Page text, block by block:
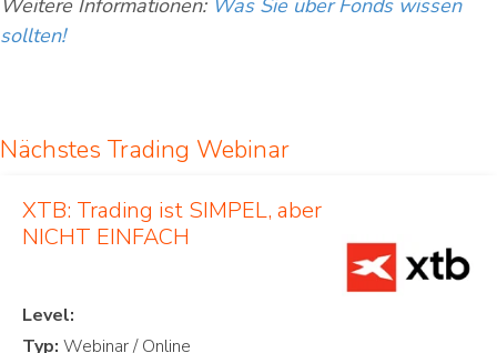
Weitere Informationen: Was Sie über Fonds wissen
sollten!
Nächstes Trading Webinar
XTB: Trading ist SIMPEL, aber
NICHT EINFACH
Level:
Typ: